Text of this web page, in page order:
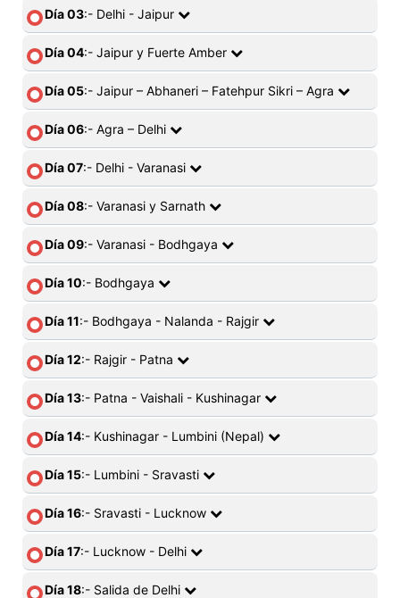
Día 03:- Delhi - Jaipur
Día 04:- Jaipur y Fuerte Amber
Día 05:- Jaipur – Abhaneri – Fatehpur Sikri – Agra
Día 06:- Agra – Delhi
Día 07:- Delhi - Varanasi
Día 08:- Varanasi y Sarnath
Día 09:- Varanasi - Bodhgaya
Día 10:- Bodhgaya
Día 11:- Bodhgaya - Nalanda - Rajgir
Día 12:- Rajgir - Patna
Día 13:- Patna - Vaishali - Kushinagar
Día 14:- Kushinagar - Lumbini (Nepal)
Día 15:- Lumbini - Sravasti
Día 16:- Sravasti - Lucknow
Día 17:- Lucknow - Delhi
Día 18:- Salida de Delhi